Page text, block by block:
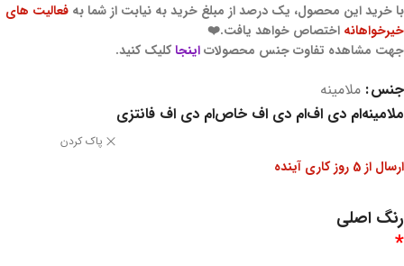
با خرید این محصول، یک درصد از مبلغ خرید به نیابت از شما به فعالیت های
خیرخواهانه اختصاص خواهد یافت.❤️
جهت مشاهده تفاوت جنس محصولاتاینجا کلیک کنید.
جنس ملامینه
ملامینهام دی افام دی اف خاصام دی اف فانتزی
پاک کردن
ارسال از 5 روز کاری آینده
رنگ اصلی
*